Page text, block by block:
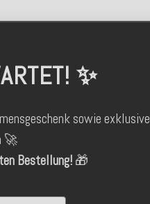
✨
sowie exklusive
🚀
Bestellung! 🎁